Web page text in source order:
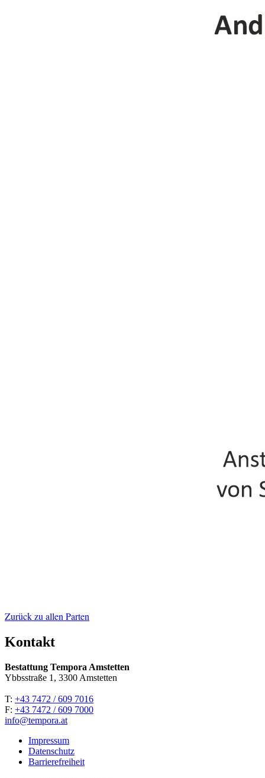
Zurück zu allen Parten
Kontakt
Bestattung Tempora Amstetten
Ybbsstraße 1, 3300 Amstetten
T: +43 7472 / 609 7016
F: +43 7472 / 609 7000
info@tempora.at
Impressum
Datenschutz
Barrierefreiheit